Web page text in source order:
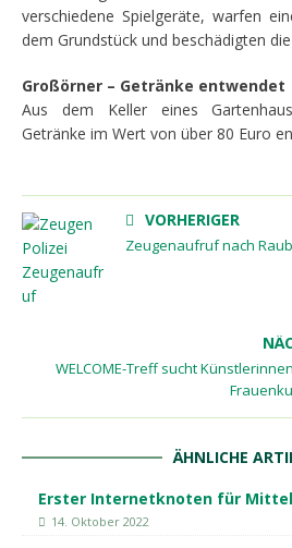
verschiedene Spielgeräte, warfen
dem Grundstück und beschädigten
Großörner – Getränke entwendet
Aus dem Keller eines
Getränke im Wert von über 80 Euro
VORHERIGER
Zeugenaufruf nach
WELCOME-Treff sucht
ÄHNLICHE
Erster Internetknoten für
14. Oktober 2022